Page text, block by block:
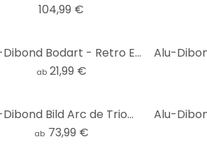
104,99 €
Alu-Dibond Bodart - Retro Eiffelturm mit Regenbogen - Rund
ab 21,99 €
Alu-Dibond Bild Arc de Triomphe
ab 73,99 €